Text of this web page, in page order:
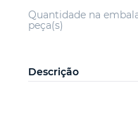
Quantidade na
peça(s)
Descrição